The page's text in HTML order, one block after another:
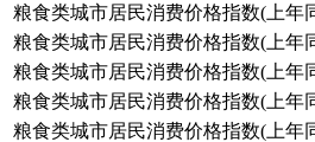
粮食类城市居民消费价格指数(上年
粮食类城市居民消费价格指数(上年
粮食类城市居民消费价格指数(上年
粮食类城市居民消费价格指数(上年
粮食类城市居民消费价格指数(上年